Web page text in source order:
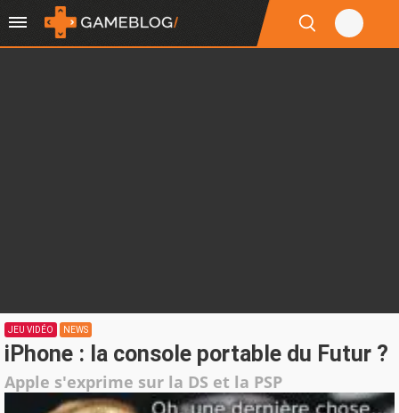
JEU VIDÉO NEWS
iPhone : la console portable du Futur ?
Apple s'exprime sur la DS et la PSP